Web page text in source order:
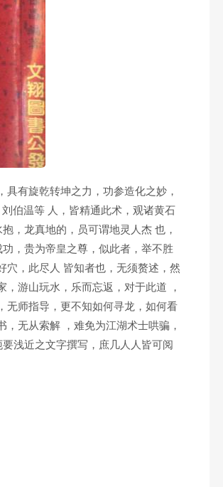
有旋乾转坤之力，功参造化之妙，
伯温等 人，皆精通此术，观诸黄石
，龙真地的，员可谓地灵人杰 也，
，贵为帝皇之尊，似此者，举不胜
穴，此尽人 皆知者也，无须赘述，然
游山玩水，乐而忘返，对于此道 ，
无师指导，更不知如何寻龙，如何看
无从索解 ，难免为江湖术士哄骗，
浅近之文字撰写，庶几人人皆可阅